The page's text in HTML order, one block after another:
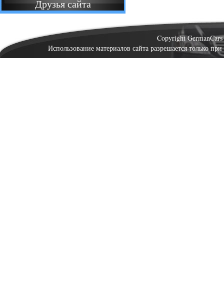
Друзья сайта
Copyright
Использование материалов сайта разрешается только